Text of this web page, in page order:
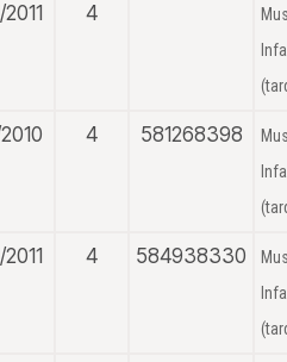
4
4 581268398
4 584938330